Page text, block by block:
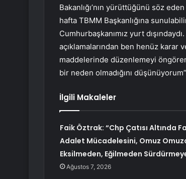
Bakanlığı’nın yürüttüğünü söz
hafta TBMM Başkanlığına
Cumhurbaşkanımız yurt
açıklamalarından ben henüz karar
maddelerinde düzenlemeyi
bir neden olmadığını
İlgili Makaleler
Faik Öztrak: “Chp Çatısı Altında
Adalet Mücadelesini, Omuz
Eksilmeden, Eğilmeden
Ağustos 7, 2026